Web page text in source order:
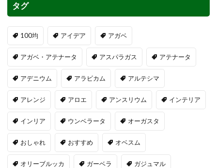
タグ
100均 アイデア アガベ
アガベ・アテナータ アスパラガス アテナータ
アデニウム アラビカム アルテシマ
アレンジ アロエ アンスリウム インテリア
インリア ウンベラータ オーガスタ
おしゃれ おすすめ オベスム
オリーブルッカ ガーベラ ガジュマル